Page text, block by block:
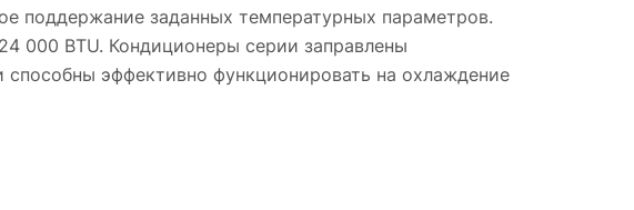
поддержание заданных температурных параметров.
000 BTU. Кондиционеры серии заправлены
эффективно функционировать на охлаждение